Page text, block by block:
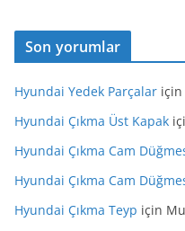
Son yorumlar
Hyundai Yedek Parçalar için
Hyundai Çıkma Üst Kapak
Hyundai Çıkma Cam
Hyundai Çıkma Cam
Hyundai Çıkma Teyp için